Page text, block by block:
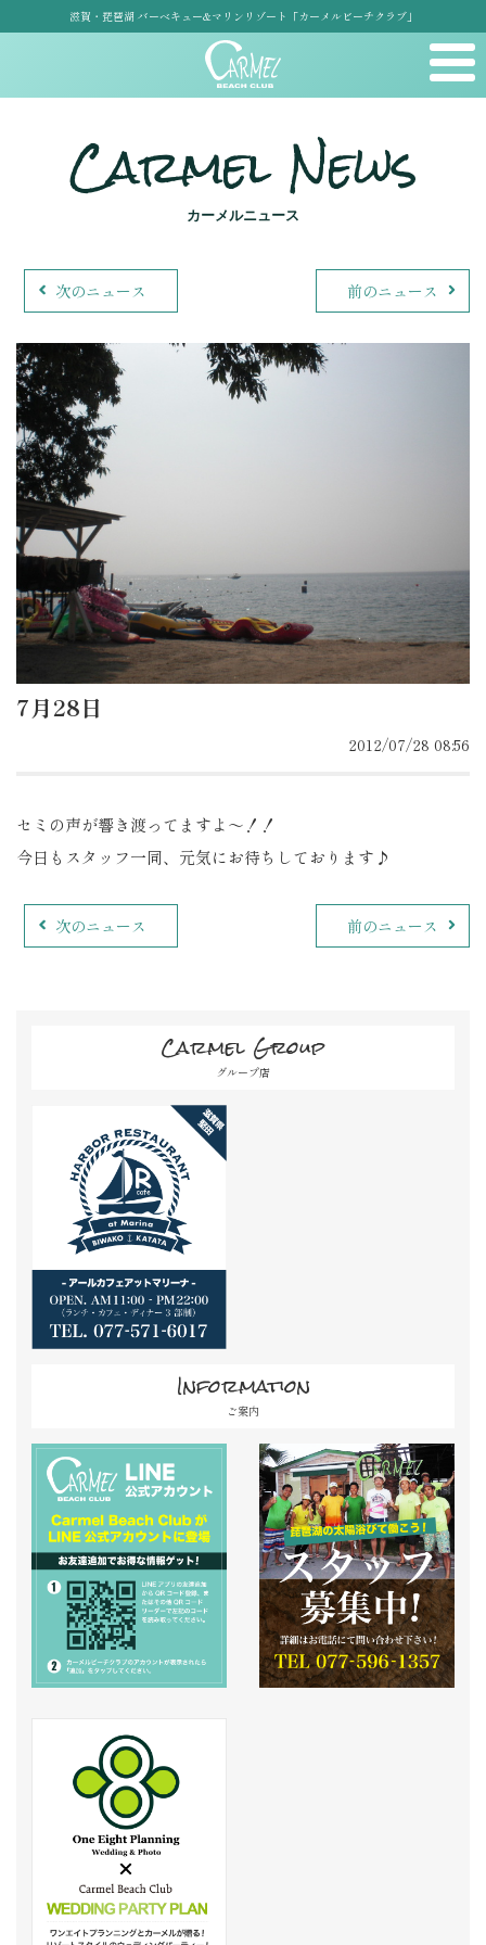
滋賀・琵琶湖 バーベキュー&マリンリゾート「カーメルビーチクラブ」
Carmel News
カーメルニュース
次のニュース 前のニュース
7月28日
2012/07/28 08:56
セミの声が響き渡ってますよ～！！
今日もスタッフ一同、元気にお待ちしております♪
次のニュース 前のニュース
Carmel Group
グループ店
Information
ご案内